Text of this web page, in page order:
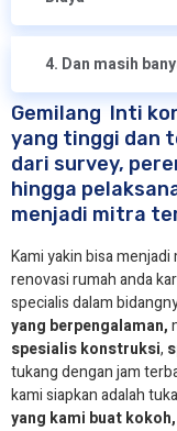
4. Dan masih
Gemilang Inti
yang tinggi dan
dari survey,
hingga
menjadi mitra
Kami yakin bisa
renovasi rumah anda
specialis dalam
yang berpengalaman,
spesialiskonstruksi,
tukang dengan jam
kami siapkan adalah
yang kami buat